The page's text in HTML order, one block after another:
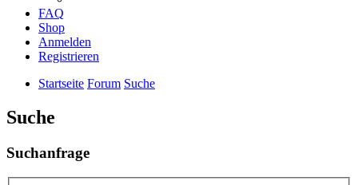
FAQ
Shop
Anmelden
Registrieren
Startseite Forum Suche
Suche
Suchanfrage